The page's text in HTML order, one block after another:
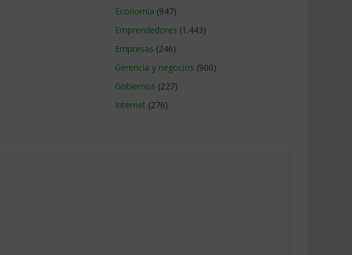
Economía (947)
Emprendedores (1.443)
Empresas (246)
Gerencia y negocios (900)
Gobiernos (227)
Internet (276)